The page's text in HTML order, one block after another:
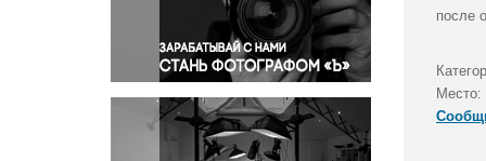
Правосудие
Происшествия и конфликты
Религия
Светская жизнь
Спорт
Экология
после
Место: